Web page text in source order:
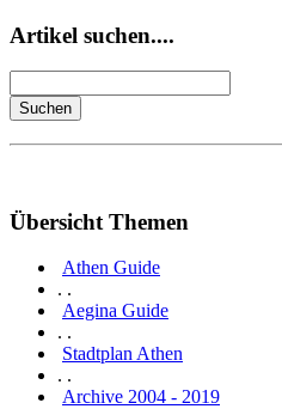
Artikel suchen....
Übersicht Themen
Athen Guide
. .
Aegina Guide
. .
Stadtplan Athen
. .
Archive 2004 - 2019